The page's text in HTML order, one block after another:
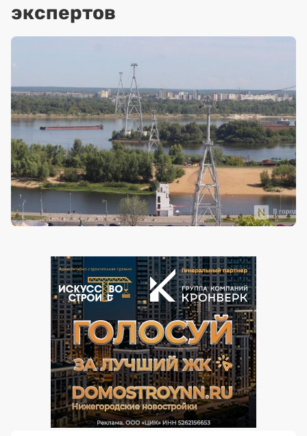
экспертов